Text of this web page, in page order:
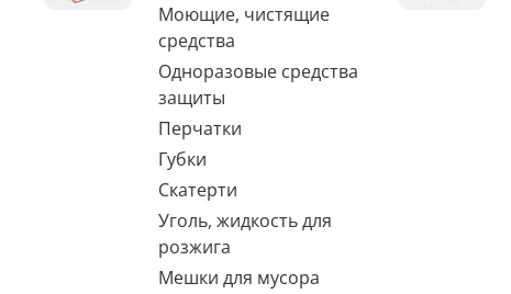
Моющие, чистящие
средства
Одноразовые средства
защиты
Перчатки
Губки
Скатерти
Уголь, жидкость для
розжига
Мешки для мусора